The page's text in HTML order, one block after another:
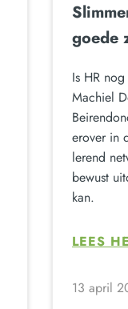
goede
Is HR
Machiel
erover in
lerend
bewust
kan.
LEES
13 april